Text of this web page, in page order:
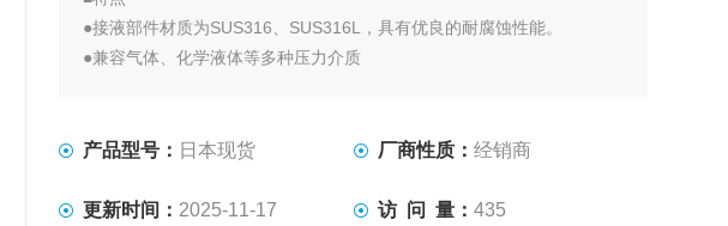
●接液部件材质为SUS316、SUS316L，具有优良的耐腐蚀性能。
●兼容气体、化学液体等多种压力介质
产品型号： 日本现货 厂商性质： 经销商
更新时间： 2025-11-17 访 问 量： 435